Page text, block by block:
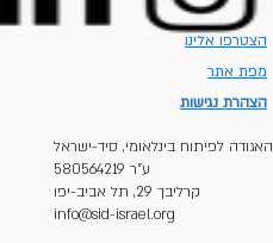
הצטרפו אלינו
מפת אתר
הצהרת נגישות
האגודה לפיתוח בינלאומי, סיד-ישראל
ע"ר 580564219
קרליבך 29, תל אביב-יפו
info@sid-israel.org